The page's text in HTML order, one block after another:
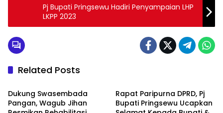
Pj Bupati Pringsewu Hadiri Penyampaian LHP
LKPP 2023
Related Posts
Layanan Publik
Dukung Swasembada
Pangan, Wagub Jihan
Rapat Paripurna DPRD, Pj
Bupati Pringsewu Ucapkan